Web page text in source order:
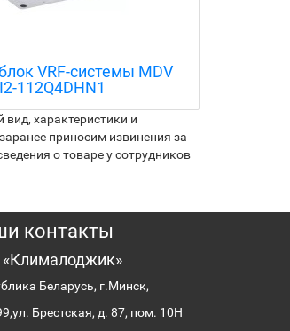
VRF-системы MDV
22T2DHN1
характеристики и
приносим извинения за
о товаре у сотрудников
контакты
Беларусь, г.Минск,
ул. Брестская, д. 87, пом. 10Н